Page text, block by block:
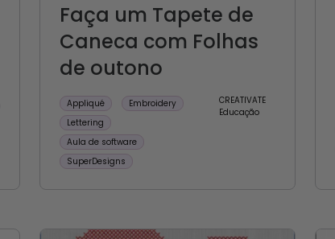
Faça um Tapete de
Caneca com Folhas
de outono
Appliqué
Embroidery
Lettering
Aula de software
SuperDesigns
CREATIVATE
Educação